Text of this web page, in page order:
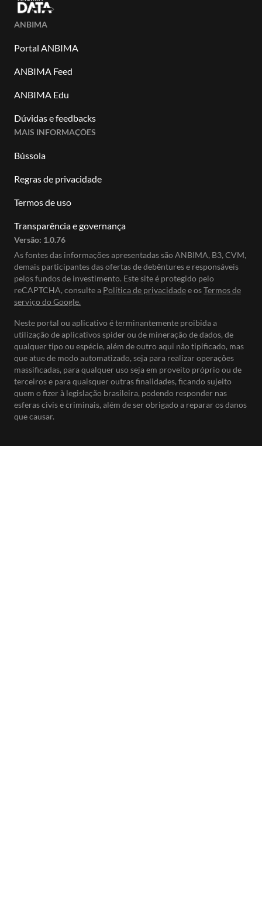
ANBIMA
Portal ANBIMA
ANBIMA Feed
ANBIMA Edu
Dúvidas e feedbacks
MAIS INFORMAÇÕES
Bússola
Regras de privacidade
Termos de uso
Transparência e governança
Versão: 1.0.76
As fontes das informações apresentadas são ANBIMA, B3, CVM,
demais participantes das ofertas de debêntures e responsáveis
pelos fundos de investimento. Este site é protegido pelo
reCAPTCHA, consulte a Política de privacidadee osTermos de
serviço do Google.
Neste portal ou aplicativo é terminantemente proibida a
utilização de aplicativos spider ou de mineração de dados, de
qualquer tipo ou espécie, além de outro aqui não tipificado, mas
que atue de modo automatizado, seja para realizar operações
massificadas, para qualquer uso seja em proveito próprio ou de
terceiros e para quaisquer outras finalidades, ficando sujeito
quem o fizer à legislação brasileira, podendo responder nas
esferas civis e criminais, além de ser obrigado a reparar os danos
que causar.